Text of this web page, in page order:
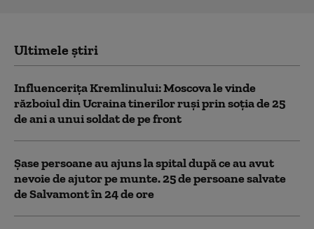
Ultimele știri
Influencerița Kremlinului: Moscova le vinde
războiul din Ucraina tinerilor ruși prin soția de 25
de ani a unui soldat de pe front
Șase persoane au ajuns la spital după ce au avut
nevoie de ajutor pe munte. 25 de persoane salvate
de Salvamont în 24 de ore